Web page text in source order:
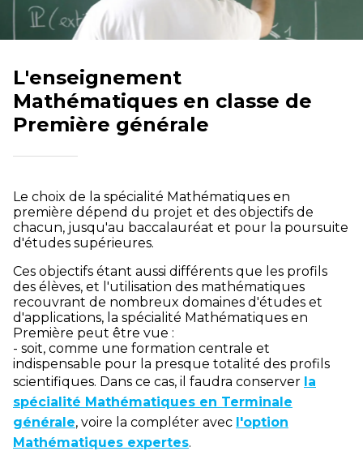
L'enseignement
Mathématiques en classe de
Première générale
Le choix de la spécialité Mathématiques en
première dépend du projet et des objectifs de
chacun, jusqu'au baccalauréat et pour la poursuite
d'études supérieures.
Ces objectifs étant aussi différents que les profils
des élèves, et l'utilisation des mathématiques
recouvrant de nombreux domaines d'études et
d'applications, la spécialité Mathématiques en
Première peut être vue :
- soit, comme une formation centrale et
indispensable pour la presque totalité des profils
scientifiques. Dans ce cas, il faudra conserver la
spécialité Mathématiques en Terminale
générale, voire la compléter avec l'option
Mathématiques expertes.